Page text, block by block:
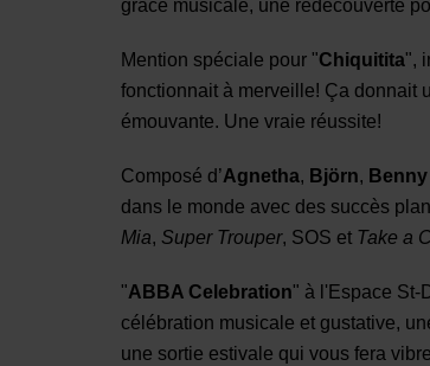
grâce musicale, une redécouverte
Mention spéciale pour "Chiquitita",
fonctionnait à merveille! Ça donnait
émouvante. Une vraie réussite!
Composé d’Agnetha, Björn, Benny
dans le monde avec des succès
Mia, Super Trouper, SOS et Take a
"ABBA Celebration" à l'Espace St-
célébration musicale et gustative,
une sortie estivale qui vous fera